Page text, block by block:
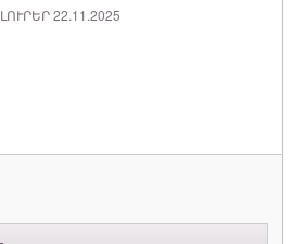
ԼՈՒՐԵՐ 22.11.2025